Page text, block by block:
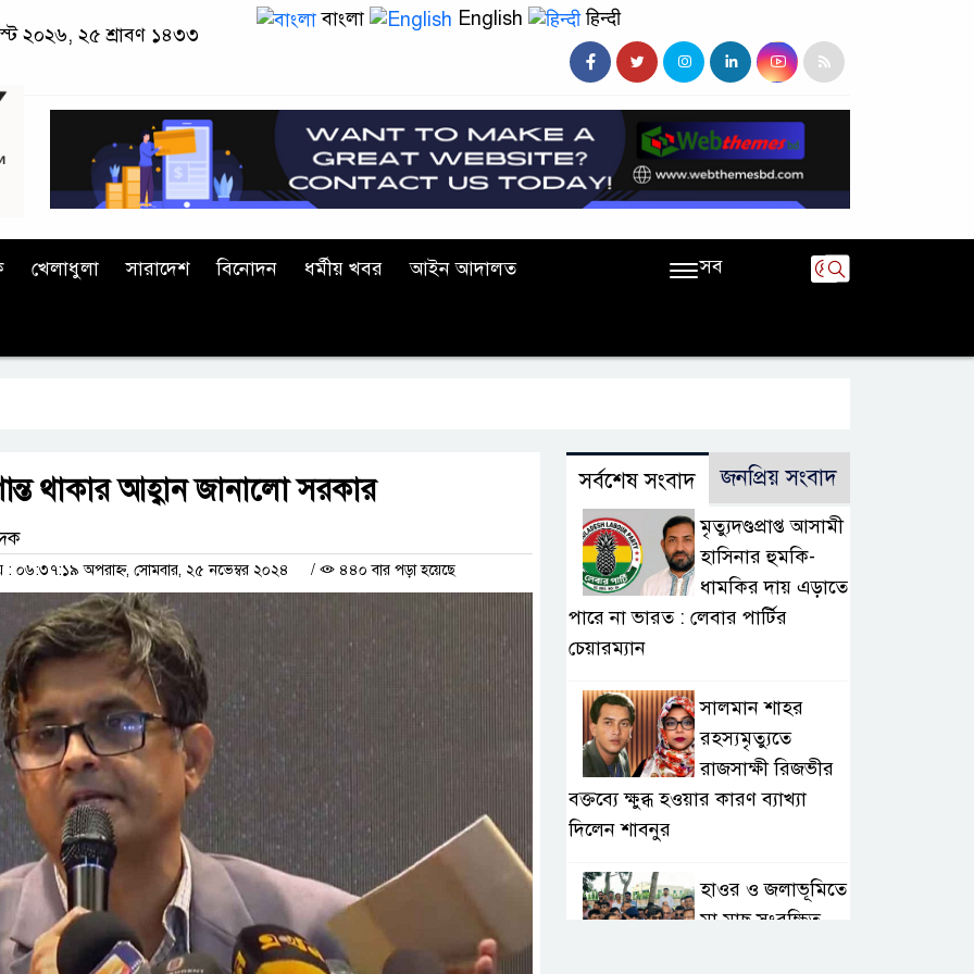
২০২৬, ২৫ শ্রাবণ ১৪৩৩
বাংলা English हिन्दी
খেলাধুলা সারাদেশ বিনোদন ধর্মীয় খবর আইন আদালত সব
থাকার আহ্বান জানালো সরকার
০৬:৩৭:১৯ অপরাহ্ন, সোমবার, ২৫ নভেম্বর ২০২৪ / ৪৪০ বার পড়া হয়েছে
সর্বশেষ সংবাদ জনপ্রিয় সংবাদ
মৃত্যুদণ্ডপ্রাপ্ত আসামী
হাসিনার হুমকি-
ধামকির দায় এড়াতে
পারে না ভারত : লেবার পার্টির
চেয়ারম্যান
সালমান শাহর
রহস্যমৃত্যুতে
রাজসাক্ষী রিজভীর
বক্তব্যে ক্ষুব্ধ হওয়ার কারণ ব্যাখ্যা
দিলেন শাবনুর
হাওর ও জলাভূমিতে
মা মাছ সংরক্ষিত